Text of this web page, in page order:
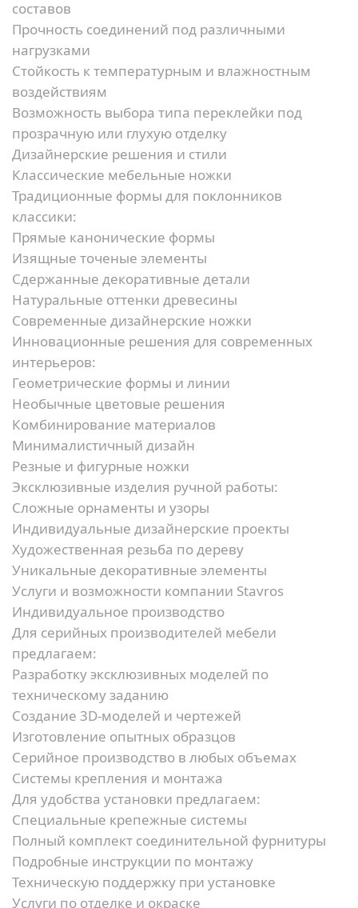
составов
Прочность соединений под различными
нагрузками
Стойкость к температурным и влажностным
воздействиям
Возможность выбора типа переклейки под
прозрачную или глухую отделку
Дизайнерские решения и стили
Классические мебельные ножки
Традиционные формы для поклонников
классики:
Прямые канонические формы
Изящные точеные элементы
Сдержанные декоративные детали
Натуральные оттенки древесины
Современные дизайнерские ножки
Инновационные решения для современных
интерьеров:
Геометрические формы и линии
Необычные цветовые решения
Комбинирование материалов
Минималистичный дизайн
Резные и фигурные ножки
Эксклюзивные изделия ручной работы:
Сложные орнаменты и узоры
Индивидуальные дизайнерские проекты
Художественная резьба по дереву
Уникальные декоративные элементы
Услуги и возможности компании Stavros
Индивидуальное производство
Для серийных производителей мебели
предлагаем:
Разработку эксклюзивных моделей по
техническому заданию
Создание 3D-моделей и чертежей
Изготовление опытных образцов
Серийное производство в любых объемах
Системы крепления и монтажа
Для удобства установки предлагаем:
Специальные крепежные системы
Полный комплект соединительной фурнитуры
Подробные инструкции по монтажу
Техническую поддержку при установке
Услуги по отделке и окраске